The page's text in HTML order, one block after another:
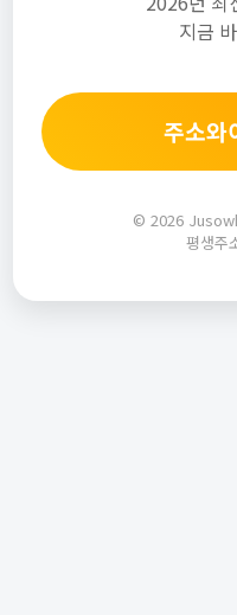
지금
주소와
© 2026
평생주